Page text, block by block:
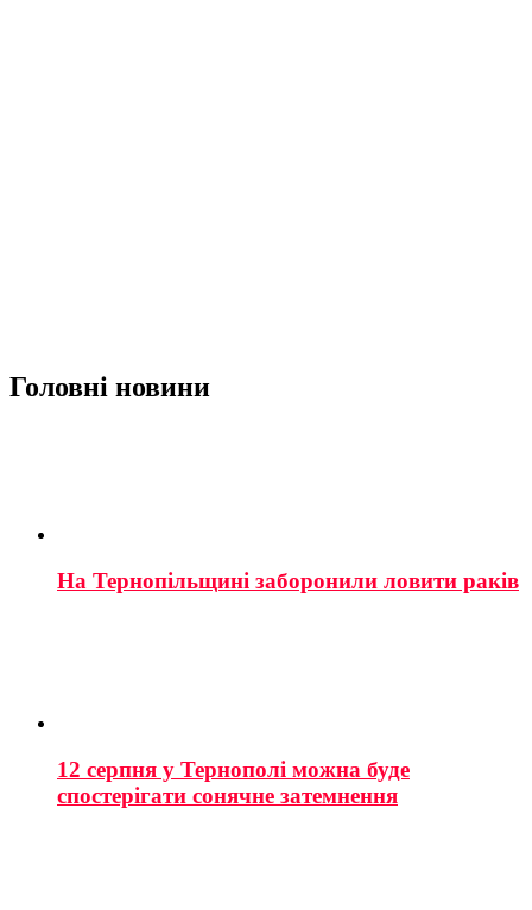
Головні новини
На Тернопільщині заборонили ловити раків
12 серпня у Тернополі можна буде
спостерігати сонячне затемнення